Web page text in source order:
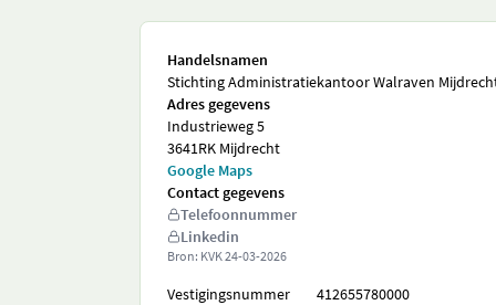
Handelsnamen
Stichting Administratiekantoor Walraven
Adres gegevens
Industrieweg 5
3641RK Mijdrecht
Google Maps
Contact gegevens
Telefoonnummer
Linkedin
Bron: KVK24-03-2026
Vestigingsnummer
412655780000